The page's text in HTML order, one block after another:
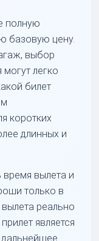
полную
базовую цену.
выбор
легко
билет
коротких
длинных и
время вылета и
только в
реально
является